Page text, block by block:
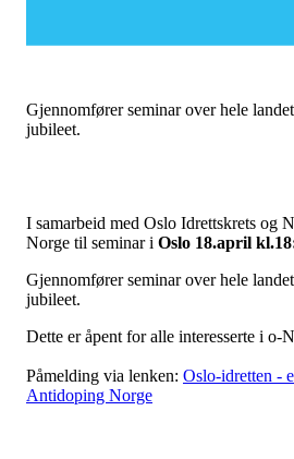
Gjennomfører seminar over hele
jubileet.
I samarbeid med Oslo Idrettskrets og
Norge til seminar i Oslo 18.april
Gjennomfører seminar over hele
jubileet.
Dette er åpent for alle interesserte i o-
Påmelding via lenken: Oslo-idretten -
Antidoping Norge